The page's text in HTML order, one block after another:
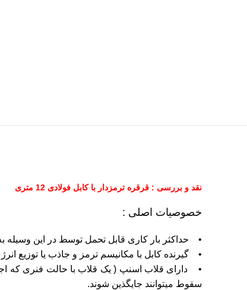
نقد و بررسی : قرقره ترمزدار با کابل فولادی 12 متری
خصوصیات اصلی :
• حداکثر بار کاری قابل تحمل توسط در این وسیله به 140 کیلوگرم افزایش یافته
• گیرنده کابل با مکانیسم ترمز و جاذب یا توزیع
• دارای قلاب اسنپ ( یک قلاب با حالت فنری که
سقوط میتوانند جایگذین شوند.